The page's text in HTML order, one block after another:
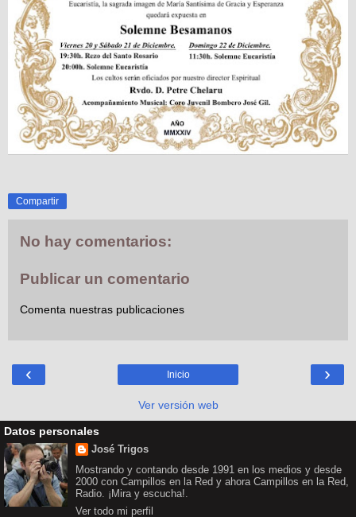
Compartir
No hay comentarios:
Publicar un comentario
Comenta nuestras publicaciones
‹ ›
Inicio
Ver versión web
Datos personales
José Trigos
Mostrando y contando desde 1991 en los medios y desde
2000 con Campillos en la Red y ahora Campillos en la Red,
Radio. ¡Mira y escucha!.
Ver todo mi perfil